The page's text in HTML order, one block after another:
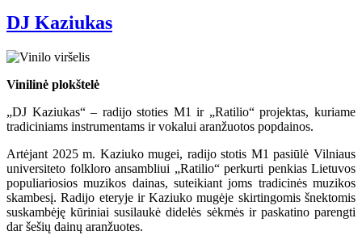
DJ Kaziukas
Vinilinė plokštelė
„DJ Kaziukas“ – radijo stoties M1 ir „Ratilio“ projektas, kuriame
tradiciniams instrumentams ir vokalui aranžuotos popdainos.
Artėjant 2025 m. Kaziuko mugei, radijo stotis M1 pasiūlė Vilniaus
universiteto folkloro ansambliui „Ratilio“ perkurti penkias Lietuvos
populiariosios muzikos dainas, suteikiant joms tradicinės muzikos
skambesį. Radijo eteryje ir Kaziuko mugėje skirtingomis šnektomis
suskambėję kūriniai susilaukė didelės sėkmės ir paskatino parengti
dar šešių dainų aranžuotes.